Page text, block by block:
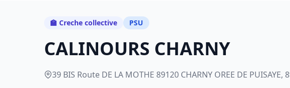
🏫 Creche collective PSU
CALINOURS CHARNY
39 BIS Route DE LA MOTHE 89120 CHARNY OREE DE